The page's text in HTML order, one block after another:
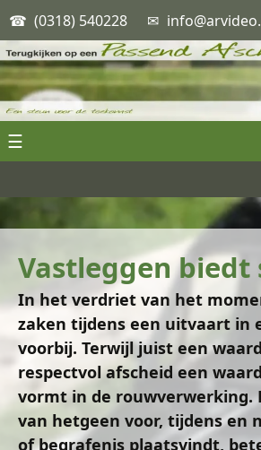
☎ (0318) 540228 ✉
Vastleggen biedt
In het verdriet van het
zaken tijdens een uitvaart in
voorbij. Terwijl juist een
respectvol afscheid een
vormt in de rouwverwerking.
van hetgeen voor, tijdens en
of begrafenis plaatsvindt,